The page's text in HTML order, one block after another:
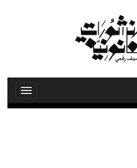
Toggle